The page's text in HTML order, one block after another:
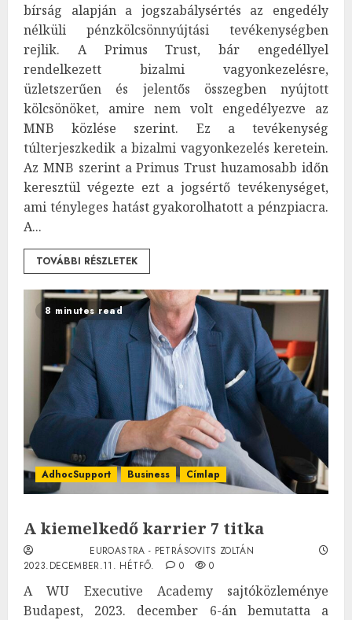
bírság alapján a jogszabálysértés az engedély
nélküli pénzkölcsönnyújtási tevékenységben
rejlik. A Primus Trust, bár engedéllyel
rendelkezett bizalmi vagyonkezelésre,
üzletszerűen és jelentős összegben nyújtott
kölcsönöket, amire nem volt engedélyezve az
MNB közlése szerint. Ez a tevékenység
túlterjeszkedik a bizalmi vagyonkezelés keretein.
Az MNB szerint a Primus Trust huzamosabb időn
keresztül végezte ezt a jogsértő tevékenységet,
ami tényleges hatást gyakorolhatott a pénzpiacra.
A...
TOVÁBBI RÉSZLETEK
8 minutes read
AdhocSupport Business Címlap
A kiemelkedő karrier 7 titka
EUROASTRA - PETRÁSOVITS ZOLTÁN
2023.DECEMBER.11. HÉTFŐ.
0 0
A WU Executive Academy sajtóközleménye
Budapest, 2023. december 6-án bemutatta a